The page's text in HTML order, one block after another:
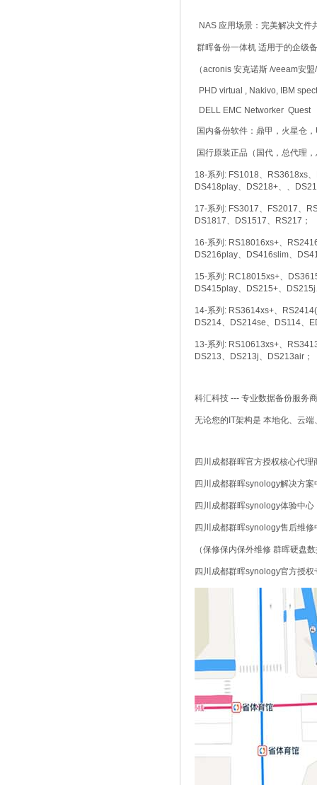
NAS 应用场景：完美解决文件
群晖备份一体机 适用于的企级
（acronis 安克诺斯 /veeam安
PHD virtual , Nakivo, IBM
DELL EMC Networker Quest
国内备份软件：鼎甲，火星仓
国行原装正品（国代，总代理
18-系列: FS1018、RS3618xs
DS418play、DS218+、、
17-系列: FS3017、FS2017、
DS1817、DS1517、RS217；
16-系列: RS18016xs+、
DS216play、DS416slim、
15-系列: RC18015xs+、
DS415play、DS215+、
14-系列: RS3614xs+、
DS214、DS214se、DS114、
13-系列: RS10613xs+、
DS213、DS213j、DS213air；
科汇科技 --- 专业数据备份服务商
无论您的IT架构是 本地化、云
四川成都群晖官方授权核心代
四川成都群晖synology解决方案
四川成都群晖synology体验中心
四川成都群晖synology售后维修
（保修保内保外维修 群晖硬盘
四川成都群晖synology官方授权